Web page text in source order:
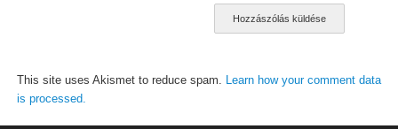
This site uses Akismet to reduce spam. Learn how your comment data
is processed.